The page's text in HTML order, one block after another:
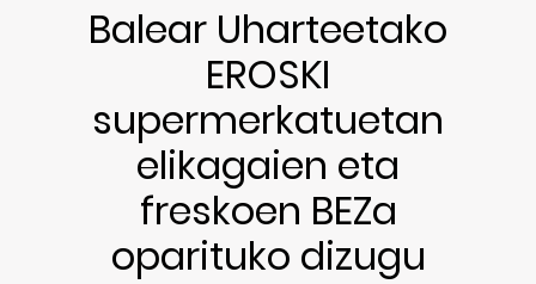
Balear Uharteetako
EROSKI
supermerkatuetan
elikagaien eta
freskoen BEZa
oparituko dizugu